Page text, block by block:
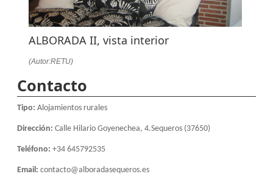
ALBORADA II, vista interior
(Autor:RETU)
Contacto
Tipo:Alojamientos rurales
Dirección:Calle Hilario Goyenechea, 4.Sequeros (37650)
Teléfono:+34 645792535
Email:contacto@alboradasequeros.es